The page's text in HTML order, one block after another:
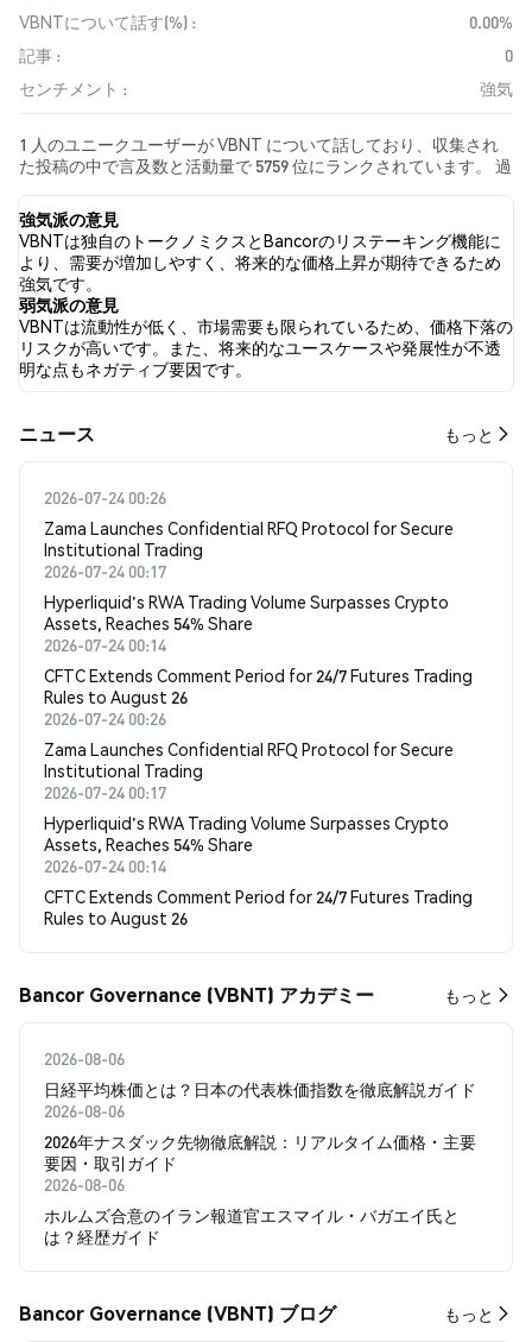
VBNTについて話す(%) :
0.00%
記事 :
0
センチメント :
強気
1 人のユニークユーザーが VBNT について話しており、収集され
た投稿の中で言及数と活動量で 5759 位にランクされています。 過
情は 強気 でした。 最後に、VBNT に関するニュース記事が 0 件公
開されました。 Twitterでは、NaN% のツイートが強気の感情を
示し、NaN% のツイートが弱気の感情を示しました。 NaN% のツ
イートは VBNT に対して中立的でした。 これらの感情分析は 0 件
のツイートに基づいています。
強気派の意見
VBNTは独自のトークノミクスとBancorのリステーキング機能に
より、需要が増加しやすく、将来的な価格上昇が期待できるため
強気です。
弱気派の意見
VBNTは流動性が低く、市場需要も限られているため、価格下落の
リスクが高いです。また、将来的なユースケースや発展性が不透
明な点もネガティブ要因です。
​​ニュース​​ もっと
2026-07-24 00:26
Zama Launches Confidential RFQ Protocol for Secure
Institutional Trading
2026-07-24 00:17
Hyperliquid's RWA Trading Volume Surpasses Crypto
Assets, Reaches 54% Share
2026-07-24 00:14
CFTC Extends Comment Period for 24/7 Futures Trading
Rules to August 26
2026-07-24 00:26
Zama Launches Confidential RFQ Protocol for Secure
Institutional Trading
2026-07-24 00:17
Hyperliquid's RWA Trading Volume Surpasses Crypto
Assets, Reaches 54% Share
2026-07-24 00:14
CFTC Extends Comment Period for 24/7 Futures Trading
Rules to August 26
Bancor Governance (VBNT) アカデミー もっと
2026-08-06
日経平均株価とは？日本の代表株価指数を徹底解説ガイド
2026-08-06
2026年ナスダック先物徹底解説：リアルタイム価格・主要
要因・取引ガイド
2026-08-06
ホルムズ合意のイラン報道官エスマイル・バガエイ氏と
は？経歴ガイド
Bancor Governance (VBNT) ブログ もっと